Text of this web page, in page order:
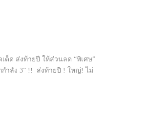
ด็ด ส่งท้ายปี ให้ส่วนลด “พิเศษ”
ำลัง 3” !! ส่งท้ายปี ! ใหญ่! ไม่